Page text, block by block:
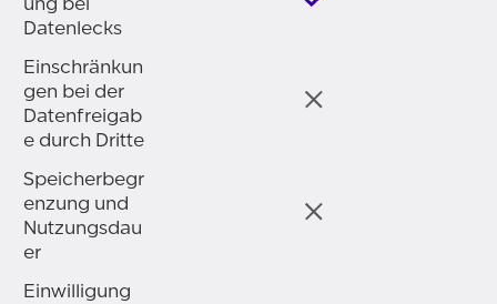
ung bei
Datenlecks
Einschränkun
gen bei der
Datenfreigab
e durch Dritte
Speicherbegr
enzung und
Nutzungsdau
er
Einwilligung